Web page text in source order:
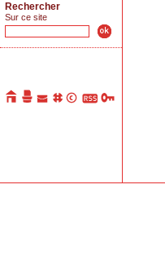
Rechercher
Sur ce site